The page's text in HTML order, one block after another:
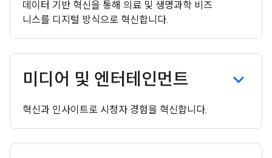
데이터 기반 혁신을 통해 의료 및 생명과학 비즈
니스를 디지털 방식으로 혁신합니다.
미디어 및 엔터테인먼트
혁신과 인사이트로 시청자 경험을 혁신합니다.